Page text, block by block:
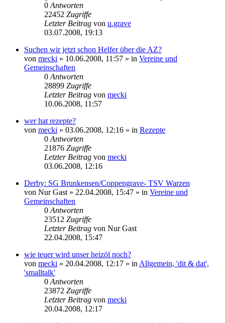
0 Antworten
22452 Zugriffe
Letzter Beitrag von u.grave
03.07.2008, 19:13
Suchen wir jetzt schon Helfer über die AZ?
von mecki » 10.06.2008, 11:57 » in Vereine und
Gemeinschaften
0 Antworten
28899 Zugriffe
Letzter Beitrag von mecki
10.06.2008, 11:57
wer hat rezepte?
von mecki » 03.06.2008, 12:16 » in Rezepte
0 Antworten
21876 Zugriffe
Letzter Beitrag von mecki
03.06.2008, 12:16
Derby: SG Brunkensen/Coppengrave- TSV Warzen
von Nur Gast » 22.04.2008, 15:47 » in Vereine und
Gemeinschaften
0 Antworten
23512 Zugriffe
Letzter Beitrag von Nur Gast
22.04.2008, 15:47
wie teuer wird unser heizöl noch?
von mecki » 20.04.2008, 12:17 » in Allgemein, 'dit & dat',
'smalltalk'
0 Antworten
23872 Zugriffe
Letzter Beitrag von mecki
20.04.2008, 12:17